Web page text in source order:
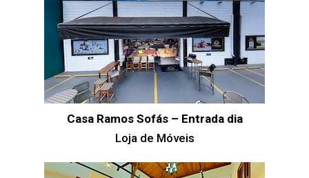
Casa Ramos Sofás – Entrada dia
Loja de Móveis